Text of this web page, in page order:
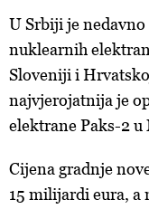
U Srbiji je
nuklearnih
Sloveniji i
najvjerojatnija je
elektrane Paks-2 u
Cijena gradnje
15 milijardi eura, a